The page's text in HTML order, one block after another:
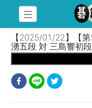
【2025/01/22】【
湧五段 対 三島響初